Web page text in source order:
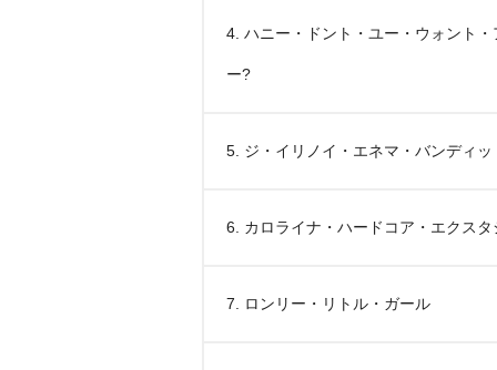
4. ハニー・ドント・ユー・ウォント
ー?
5. ジ・イリノイ・エネマ・バンディッ
6. カロライナ・ハードコア・エクスタ
7. ロンリー・リトル・ガール